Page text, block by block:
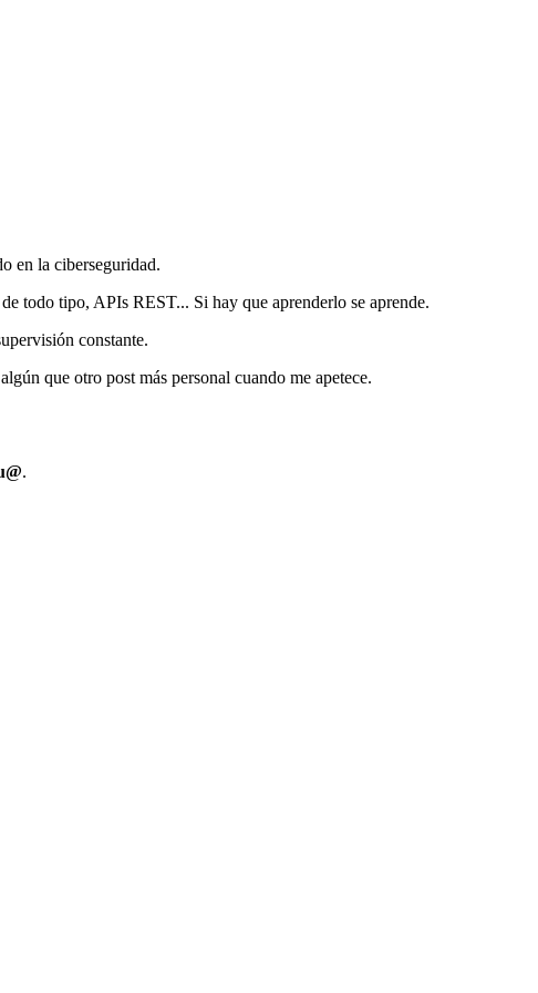
en la ciberseguridad.
todo tipo, APIs REST... Si hay que aprenderlo se aprende.
constante.
que otro post más personal cuando me apetece.
.